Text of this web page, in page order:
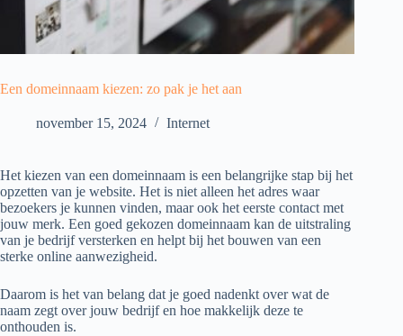
Een domeinnaam kiezen: zo pak je het aan
november 15, 2024 Internet
Het kiezen van een domeinnaam is een belangrijke stap bij het
opzetten van je website. Het is niet alleen het adres waar
bezoekers je kunnen vinden, maar ook het eerste contact met
jouw merk. Een goed gekozen domeinnaam kan de uitstraling
van je bedrijf versterken en helpt bij het bouwen van een
sterke online aanwezigheid.
Daarom is het van belang dat je goed nadenkt over wat de
naam zegt over jouw bedrijf en hoe makkelijk deze te
onthouden is.